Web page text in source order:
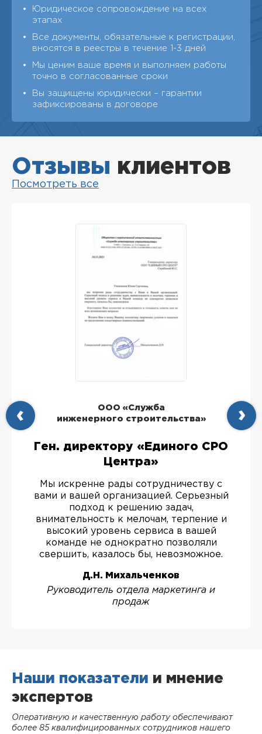
Юридическое сопровождение на всех
этапах
Все документы, обязательные к регистрации,
вносятся в реестры в течение 1-3 дней
Мы ценим ваше время и выполняем работы
точно в согласованные сроки
Вы защищены юридически – гарантии
зафиксированы в договоре
Отзывы клиентов
Посмотреть все
ООО «Служба
инженерного строительства»
Ген. директору «Единого СРО
Центра»
Мы искренне рады сотрудничеству с
вами и вашей организацией. Серьезный
подход к решению задач,
внимательность к мелочам, терпение и
высокий уровень сервиса в вашей
команде не однократно позволяли
свершить, казалось бы, невозможное.
Д.Н. Михальченков
Руководитель отдела маркетинга и
продаж
Наши показатели и мнение
экспертов
Оперативную и качественную работу обеспечивают
более 85 квалифицированных сотрудников нашего